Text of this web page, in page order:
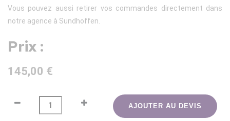
Vous pouvez aussi retirer vos commandes directement dans
notre agence à Sundhoffen.
Prix :
145,00 €
AJOUTER AU DEVIS